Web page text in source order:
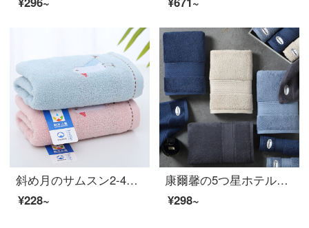
斜め月のサムスン2-4条は純綿のタオルを詰めて無事に幸せです。
¥228~
康爾馨の5つ星ホテルのタオルの純綿は顔を洗ってタオルの全綿の大人を吸い込んで厚いティッシュの紳士のほこりの75*34 cmの150 gをプラスします。
¥298~